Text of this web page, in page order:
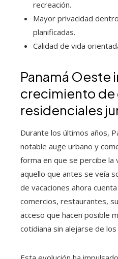
recreación.
Mayor privacidad
planificadas.
Calidad de vida
Panamá Oeste
crecimiento de
residenciales
Durante los últimos años,
notable auge urbano y
forma en que se percibe la
aquello que antes se veía
de vacaciones ahora
comercios, restaurantes,
acceso que hacen posible
cotidiana sin alejarse de